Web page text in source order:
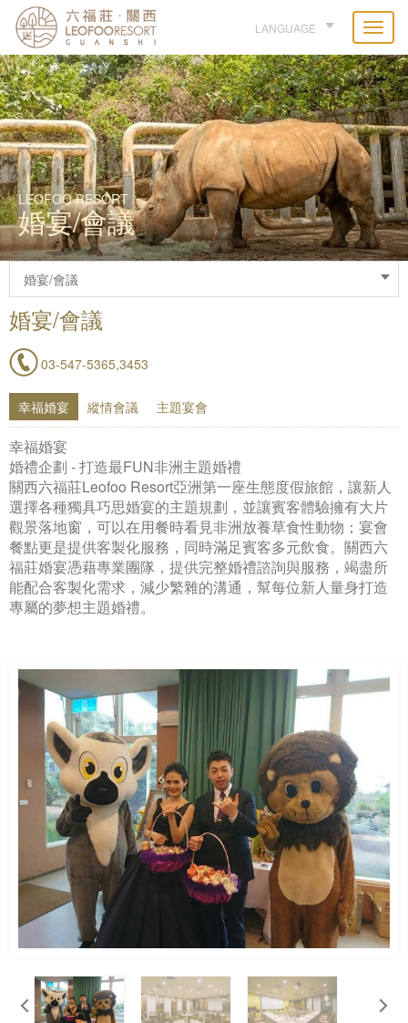
LANGUAGE
LEOFOO RESORT
婚宴/會議
婚宴/會議
03-547-5365,3453
幸福婚宴 縱情會議 主題宴會
幸福婚宴
婚禮企劃 - 打造最FUN非洲主題婚禮
關西六福莊Leofoo Resort亞洲第一座生態度假旅館，讓新人
選擇各種獨具巧思婚宴的主題規劃，並讓賓客體驗擁有大片
觀景落地窗，可以在用餐時看見非洲放養草食性動物；宴會
餐點更是提供客製化服務，同時滿足賓客多元飲食。關西六
福莊婚宴憑藉專業團隊，提供完整婚禮諮詢與服務，竭盡所
能配合客製化需求，減少繁雜的溝通，幫每位新人量身打造
專屬的夢想主題婚禮。